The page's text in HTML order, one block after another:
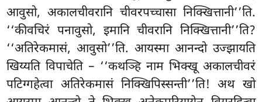
आवुसो, अकालचीवरानि चीवरपच्चासा निक्खित्तानी’’ति.
‘‘कीवचिरं पनावुसो, इमानि चीवरानि निक्खित्तानी’’ति?
‘‘अतिरेकमासं, आवुसो’’ति. आयस्मा आनन्दो उज्झायति
खिय्यति विपाचेति – ‘‘कथञ्हि नाम भिक्खू अकालचीवरं
पटिग्गहेत्वा अतिरेकमासं निक्खिपिस्सन्ती’’ति! अथ खो